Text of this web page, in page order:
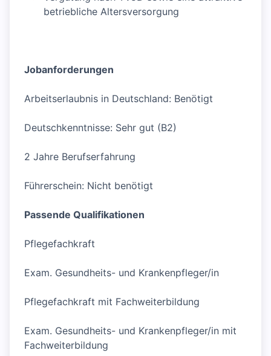
betriebliche Altersversorgung
Jobanforderungen
Arbeitserlaubnis in Deutschland: Benötigt
Deutschkenntnisse: Sehr gut (B2)
2 Jahre Berufserfahrung
Führerschein: Nicht benötigt
Passende Qualifikationen
Pflegefachkraft
Exam. Gesundheits- und Krankenpfleger/in
Pflegefachkraft mit Fachweiterbildung
Exam. Gesundheits- und Krankenpfleger/in mit
Fachweiterbildung